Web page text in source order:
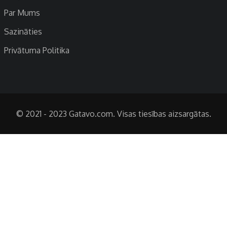
Par Mums
Sazināties
Privātuma Politika
© 2021 - 2023 Gatavo.com. Visas tiesības aizsargātas.